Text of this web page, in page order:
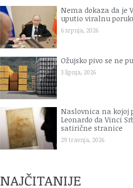
Nema dokaza da je
uputio viralnu
6 srpnja, 2026
Ožujsko pivo se ne
3 lipnja, 2026
Naslovnica na kojoj
Leonardo da Vinci
satirične stranice
29 travnja, 2026
NAJČITANIJE